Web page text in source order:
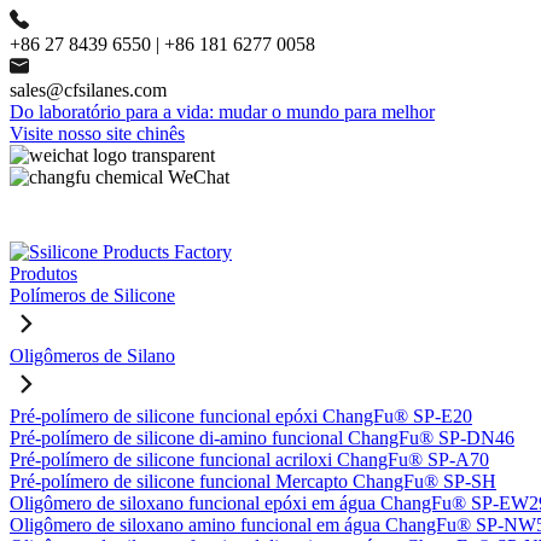
+86 27 8439 6550 | +86 181 6277 0058
sales@cfsilanes.com
Do laboratório para a vida: mudar o mundo para melhor
Visite nosso site chinês
Produtos
Polímeros de Silicone
Oligômeros de Silano
Pré-polímero de silicone funcional epóxi ChangFu® SP-E20
Pré-polímero de silicone di-amino funcional ChangFu® SP-DN46
Pré-polímero de silicone funcional acriloxi ChangFu® SP-A70
Pré-polímero de silicone funcional Mercapto ChangFu® SP-SH
Oligômero de siloxano funcional epóxi em água ChangFu® SP-
Oligômero de siloxano amino funcional em água ChangFu® SP-